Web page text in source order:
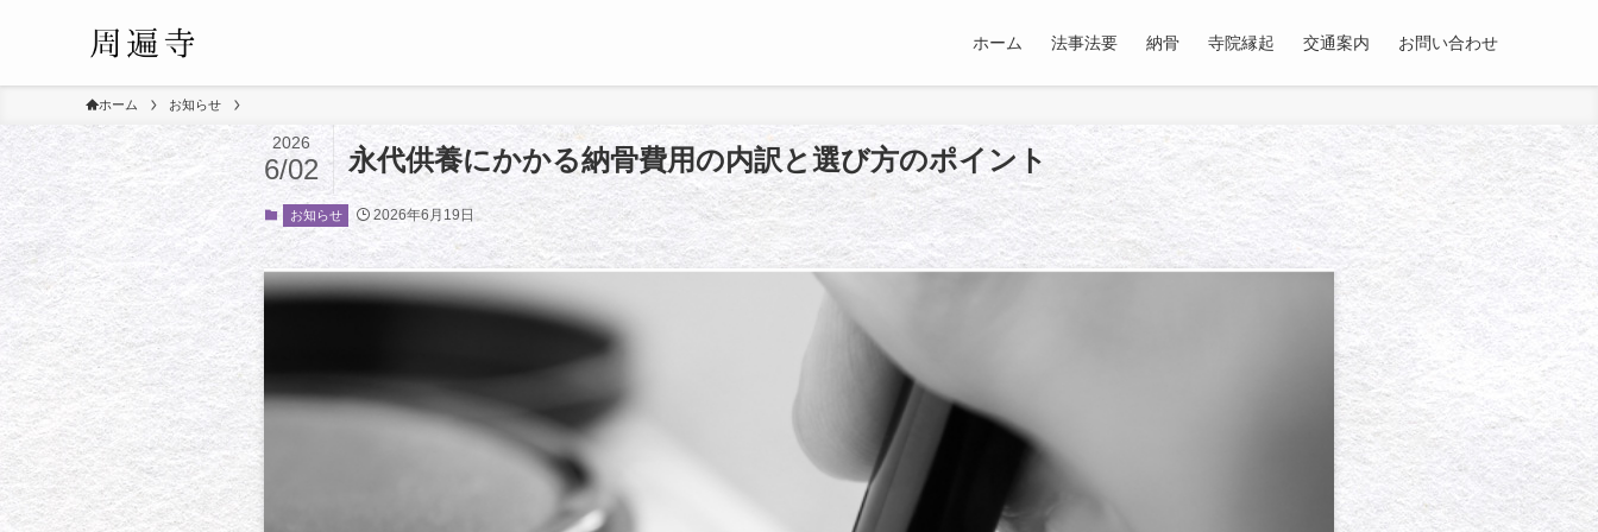
ホーム 法事法要 納骨 寺院縁起 交通案内 お問い合わせ
ホーム お知らせ
永代供養にかかる納骨費用の内訳と選び方のポイント
2026
6/02
お知らせ 2026年6月19日